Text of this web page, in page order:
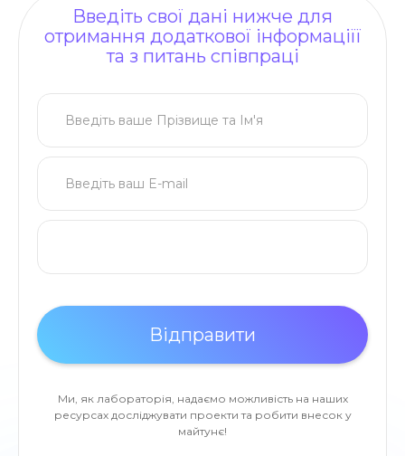
Введіть свої дані нижче для
отримання додаткової інформаціїї
та з питань співпраці
Ми, як лабораторія, надаємо можливість на наших
ресурсах досліджувати проекти та робити внесок у
майтунє!